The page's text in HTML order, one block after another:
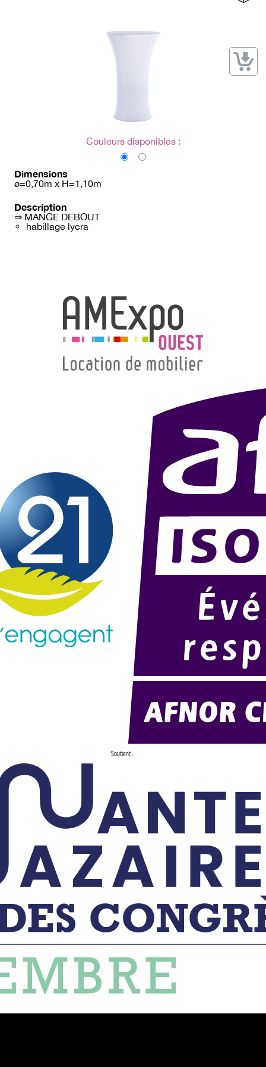
Couleurs disponibles :
Dimensions
ø=0,70m x H=1,10m
Description
⇒ MANGE DEBOUT
habillage lycra
Soutient :